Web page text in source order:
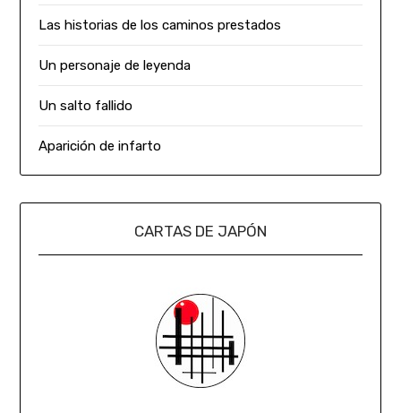
Las historias de los caminos prestados
Un personaje de leyenda
Un salto fallido
Aparición de infarto
CARTAS DE JAPÓN